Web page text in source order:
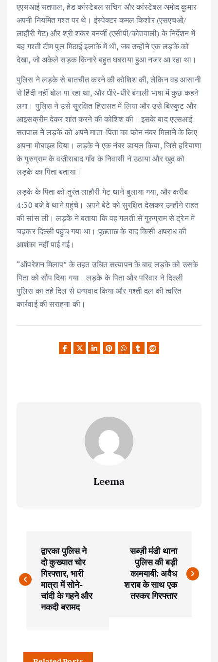
एएसआई सतपाल, हेड कांस्टेबल सचिन और कांस्टेबल अमोद कुमार
अपनी नियमित गश्त पर थे। इंस्पेक्टर कमल किशोर (एसएचओ/
लाहौरी गेट) और श्री शंकर बनर्जी (एसीपी/कोतवाली) के निर्देशन में
यह गश्ती टीम पुल मिठाई इलाके में थी, जब उन्होंने एक लड़के को
देखा, जो अकेले सड़क किनारे बहुत घबराया हुआ नजर आ रहा था।
पुलिस ने लड़के से बातचीत करने की कोशिश की, लेकिन वह आसानी
से हिंदी नहीं बोल पा रहा था, और धीरे-धीरे बंगाली भाषा में कुछ कहने
लगा। पुलिस ने उसे सुरक्षित हिरासत में लिया और उसे बिस्कुट और
आइसक्रीम देकर शांत करने की कोशिश की। इसके बाद एएसआई
सतपाल ने लड़के को अपने माता-पिता का फोन नंबर मिलाने के लिए
अपना मोबाइल दिया। लड़के ने एक नंबर डायल किया, जिसे हरियाणा
के गुरुग्राम के वज़ीराबाद गाँव के निवासी ने उठाया और खुद को
लड़के का पिता बताया।
लड़के के पिता को तुरंत लाहौरी गेट थाने बुलाया गया, और करीब
4:30 बजे वे थाने पहुंचे। अपने बेटे को सुरक्षित देखकर उन्होंने राहत
की सांस ली। लड़के ने बताया कि वह गलती से गुरुग्राम से ट्रेन में
चढ़कर दिल्ली पहुंच गया था। पूछताछ के बाद किसी अपराध की
आशंका नहीं पाई गई।
“ऑपरेशन मिलाप” के तहत उचित सत्यापन के बाद लड़के को उसके
पिता को सौंप दिया गया। लड़के के पिता और परिवार ने दिल्ली
पुलिस का तहे दिल से धन्यवाद किया और गश्ती दल की त्वरित
कार्रवाई की सराहना की।
Leema
o
s
द्वारका पुलिस ने
दो कुख्यात चोर
गिरफ्तार, भारी
मात्रा में सोने-
चांदी के गहने और
नकदी बरामद
सब्ज़ी मंडी थाना
पुलिस की बड़ी
कामयाबी: अवैध
शराब के साथ एक
तस्कर गिरफ्तार